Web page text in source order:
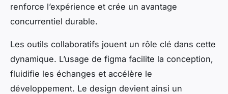
renforce l’expérience et crée un avantage
concurrentiel durable.
Les outils collaboratifs jouent un rôle clé dans cette
dynamique. L’usage de figma facilite la conception,
fluidifie les échanges et accélère le
développement. Le design devient ainsi un